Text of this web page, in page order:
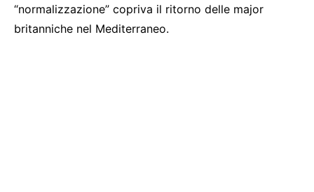
“normalizzazione” copriva il ritorno delle major
britanniche nel Mediterraneo.